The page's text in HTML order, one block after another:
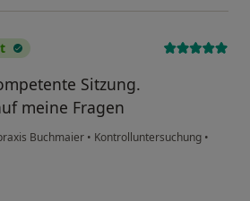
Sitzung.
meine Fragen
Buchmaier • Kontrolluntersuchung •